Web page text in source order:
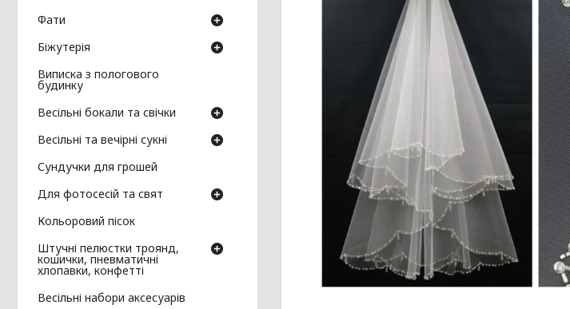
Фати
Біжутерія
Виписка з пологового
будинку
Весільні бокали та свічки
Весільні та вечірні сукні
Сундучки для грошей
Для фотосесій та свят
Кольоровий пісок
Штучні пелюстки троянд,
кошички, пневматичні
хлопавки, конфетті
Весільні набори аксесуарів